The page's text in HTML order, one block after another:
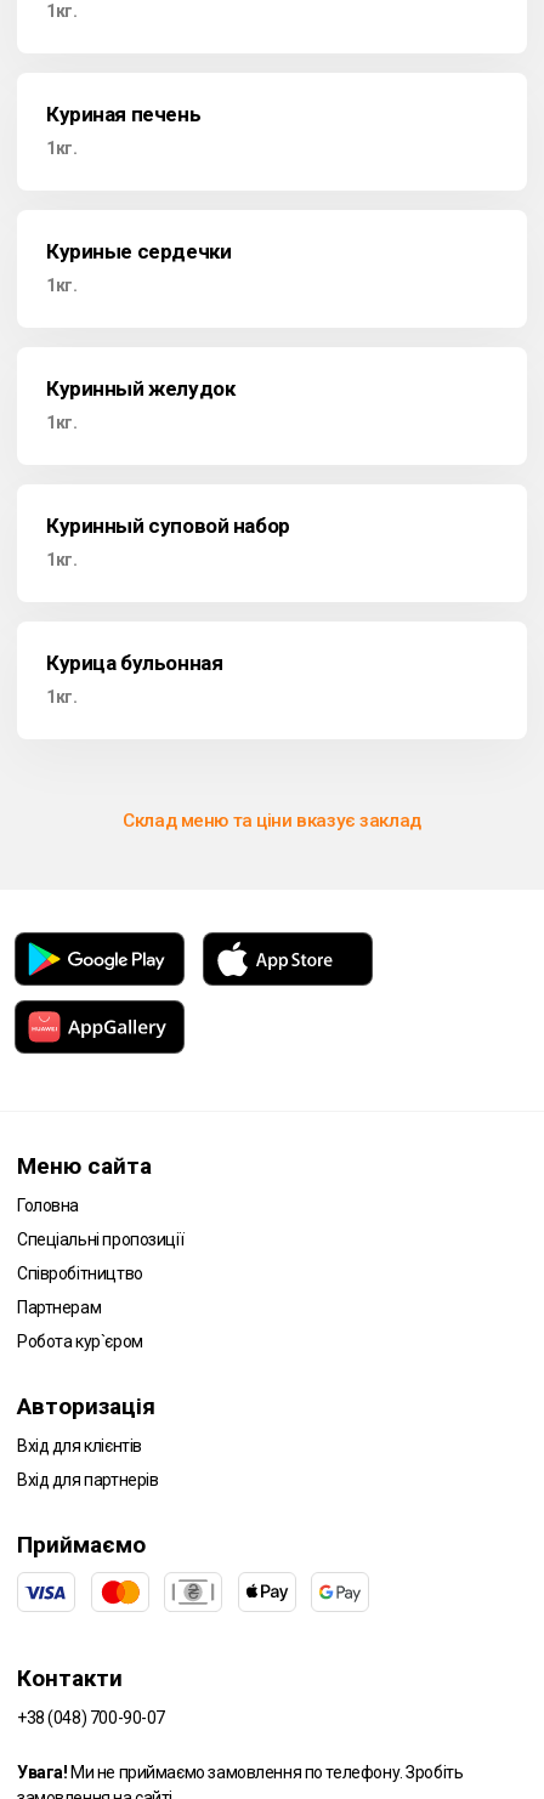
1кг.
Куриная печень
1кг.
Куриные сердечки
1кг.
Куринный желудок
1кг.
Куринный суповой набор
1кг.
Курица бульонная
1кг.
Склад меню та ціни вказує заклад
Меню сайта
Головна
Спеціальні пропозиції
Співробітництво
Партнерам
Робота кур`єром
Авторизація
Вхід для клієнтів
Вхід для партнерів
Приймаємо
Контакти
+38 (048) 700-90-07
Увага! Ми не приймаємо замовлення по телефону. Зробіть